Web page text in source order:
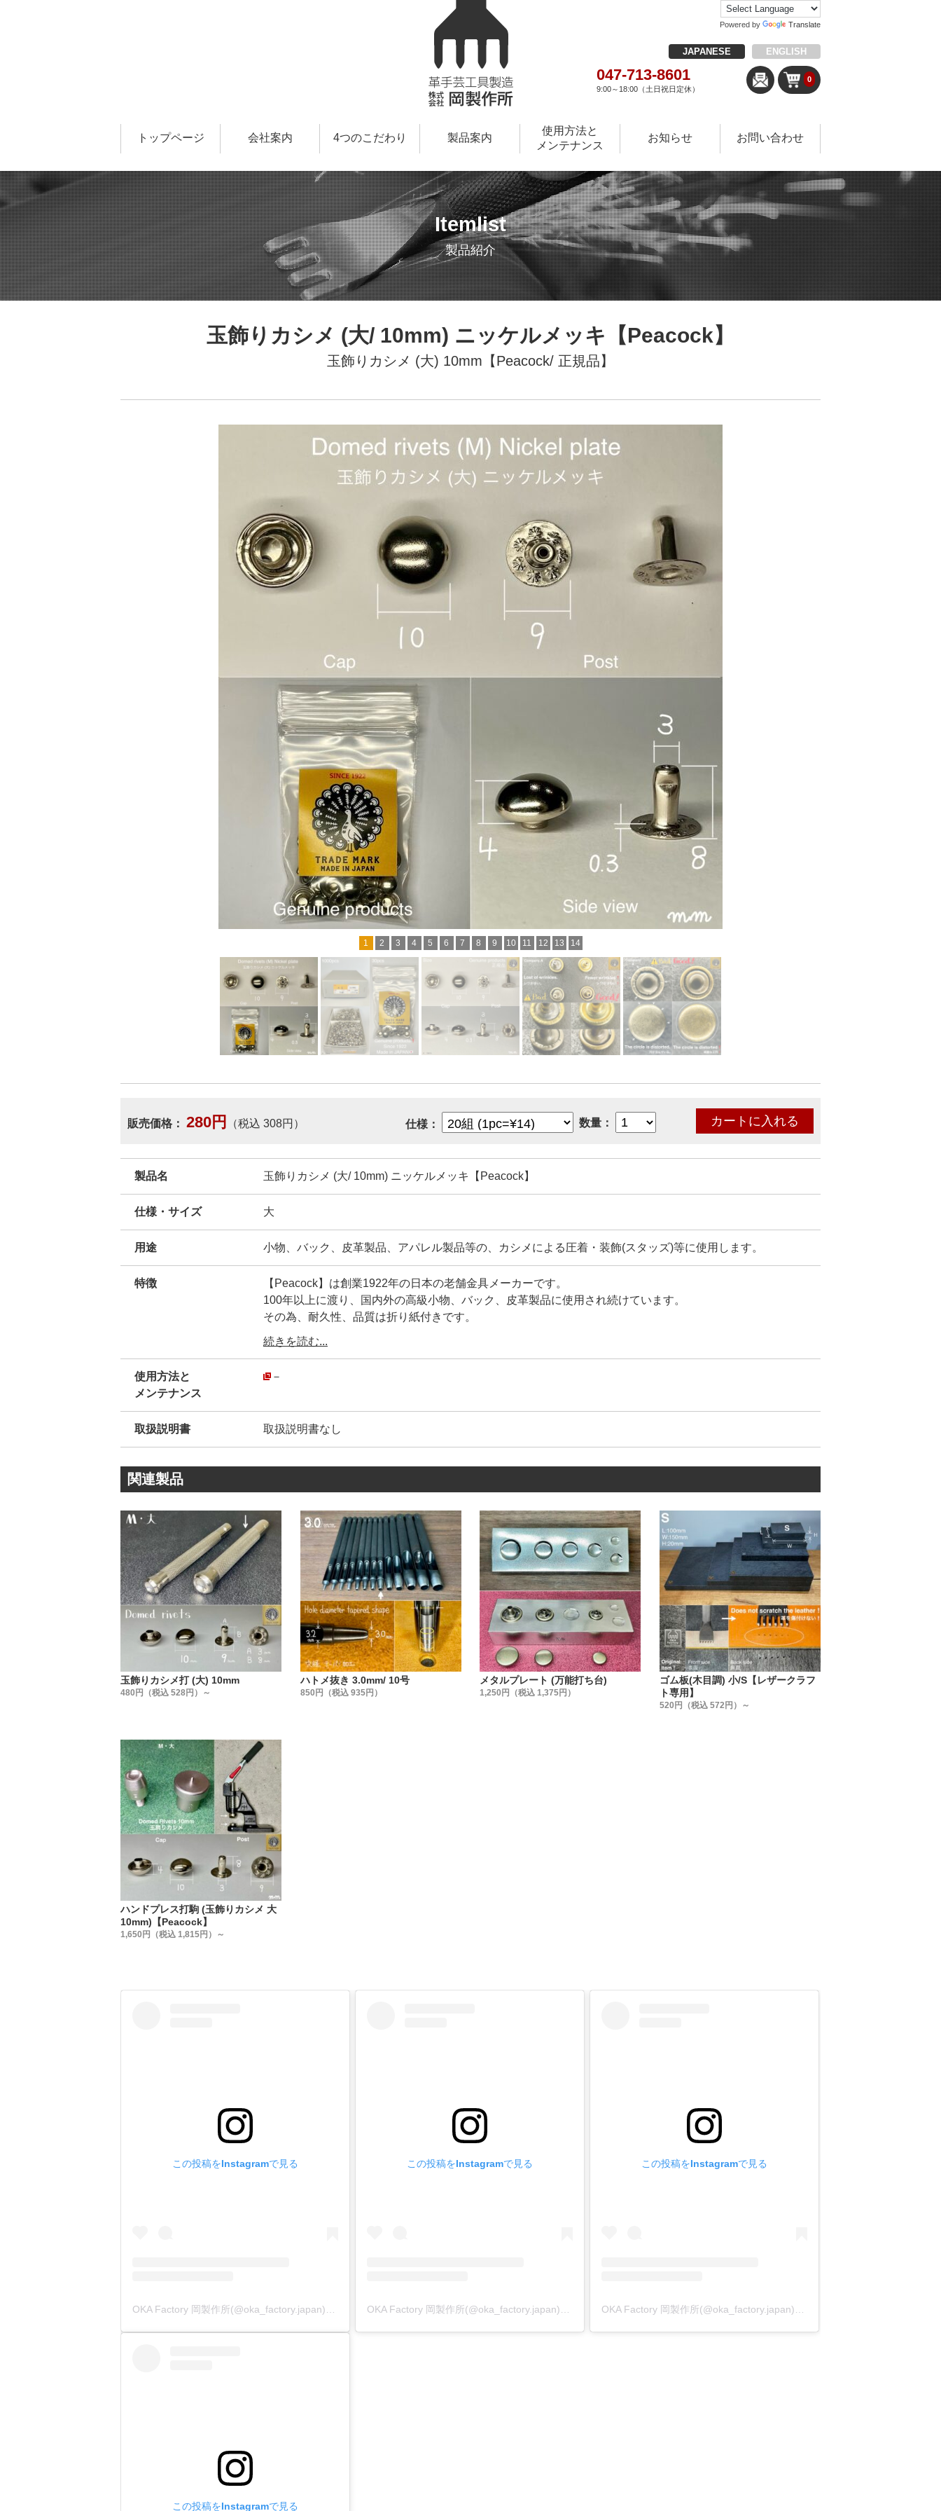
Powered by Translate
JAPANESE ENGLISH
047-713-8601
9:00～18:00（土日祝日定休）
0
トップページ 会社案内 4つのこだわり 製品案内
使用方法と
メンテナンス
お知らせ お問い合わせ
Itemlist
製品紹介
玉飾りカシメ (大/ 10mm) ニッケルメッキ【Peacock】
玉飾りカシメ (大) 10mm【Peacock/ 正規品】
1 2 3 4 5 6 7 8 9 10 11 12 13 14
販売価格： 280円 （税込 308円） 仕様： 数量：
製品名 玉飾りカシメ (大/ 10mm) ニッケルメッキ【Peacock】
仕様・サイズ 大
用途 小物、バック、皮革製品、アパレル製品等の、カシメによる圧着・装飾(スタッズ)等に使用します。
特徴
【Peacock】は創業1922年の日本の老舗金具メーカーです。
100年以上に渡り、国内外の高級小物、バック、皮革製品に使用され続けています。
その為、耐久性、品質は折り紙付きです。
弊社が【工具の設計を合わせているメーカー】ですので、【打棒と金具が合わないトラブル】がありませ
ん。
・
模造品は、鋼材の選定が不明、メッキの剥離、品質管理が雑です。
その為、著しく耐久性や、見た目が良くありません。
・
創業100年以上に及ぶ歴史が、大量生産品にもかかわらず、このクオリティーを維持し続けて、お客様に愛
され続けている理由です。
・
カシメ金具1つとっても、世の中には様々なメーカーがあります。
『革を止めるだけでしょ』と、金具の品質にこだわらない方もいらっしゃるかもしれません。
普段、金具の品質を金属製品としての視点から見る事がないかもしれません。
実は、カシメ金具はどこのメーカーでも同じでは無いんです。
弊社では、【日本製で高品質・低価格な金具】を、【レザークラフト工具製造メーカーの視点】から選んで
販売しています。
信頼のおける金具メーカーの規格に合わせた、工具(打棒)を作る事を作る事が、一番使用上のトラブルが無
いのです。
販売方法を3種類ご用意しました。
②大袋販売 (①よりお買い得です)
③箱販売 (②より更にお買い得です)
用途に合わせてお選び下さい。
・
【製造国】
金具は全て安全性・信頼性の高い【日本製】です。
・
【足の長さの別注品】
箱単位になりますが、ご注文を承っております。
【メッキ・塗装の別注品】
(金具形状により、出来ない又は、ロットが多くなる場合もございます)
続きを読む...
使用方法と
メンテナンス
－
取扱説明書 取扱説明書なし
関連製品
玉飾りカシメ打 (大) 10mm
480円（税込 528円）～
ハトメ抜き 3.0mm/ 10号
850円（税込 935円）
メタルプレート (万能打ち台)
1,250円（税込 1,375円）
ゴム板(木目調) 小/S【レザークラフ
ト専用】
520円（税込 572円）～
ハンドプレス打駒 (玉飾りカシメ 大
10mm)【Peacock】
1,650円（税込 1,815円）～
この投稿をInstagramで見る この投稿をInstagramで見る この投稿をInstagramで見る
この投稿をInstagramで見る